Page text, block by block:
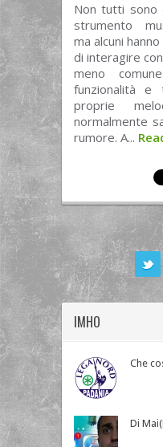
Non tutti sono
strumento
ma alcuni
di interagire
meno
funzionalità
proprie
normalmente
rumore. A...
IMHO
Che
Di